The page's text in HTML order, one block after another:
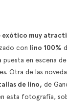
how neutral
be reinvented...
exótico muy
con lino 100%
puesta en escena
Otra de las
de lino, de
esta fotografía,